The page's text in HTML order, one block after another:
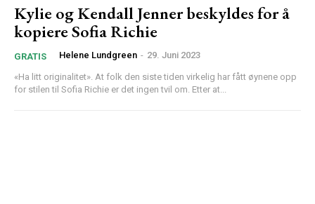
Kylie og Kendall Jenner beskyldes for å
kopiere Sofia Richie
GRATIS Helene Lundgreen - 29. Juni 2023
«Ha litt originalitet». At folk den siste tiden virkelig har fått øynene opp
for stilen til Sofia Richie er det ingen tvil om. Etter at...